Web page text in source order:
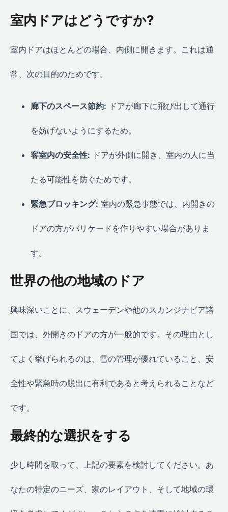
室内ドアはどうですか?
室内ドアはほとんどの場合、内側に開きます。これは通
常、次の目的のためです。
廊下のスペース節約: ドアが廊下に飛び出して通行
を妨げないようにするため。
客室内の安全性: ドアが外側に開き、室内の人に当
たる可能性を防ぐためです。
緊急ブロッキング: 室内の緊急事態では、内開きの
ドアの方がバリケードを作りやすい場合がありま
す。
世界の他の地域のドア
興味深いことに、スウェーデンや他のスカンジナビア諸
国では、外開きのドアの方が一般的です。その理由とし
てよく挙げられるのは、雪の管理が優れていること、安
全性や緊急時の脱出に有利であると考えられることなど
です。
最終的な選択をする
少し時間を取って、上記の要素を検討してください。あ
なたの特定のニーズ、家のレイアウト、そして地域の環